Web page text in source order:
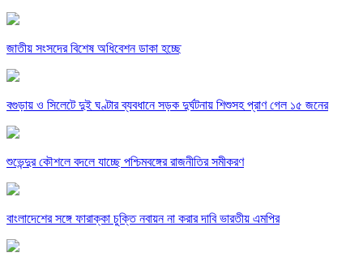
জাতীয় সংসদের বিশেষ অধিবেশন ডাকা হচ্ছে
বগুড়ায় ও সিলেটে দুই ঘণ্টার ব্যবধানে সড়ক দুর্ঘটনায় শিশুসহ প্রাণ গেল ১৫ জনের
শুভেন্দুর কৌশলে বদলে যাচ্ছে পশ্চিমবঙ্গের রাজনীতির সমীকরণ
বাংলাদেশের সঙ্গে ফারাক্কা চুক্তি নবায়ন না করার দাবি ভারতীয় এমপির